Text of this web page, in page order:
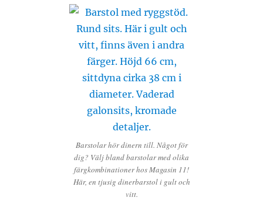
Barstolar hör dinern till. Något för
dig? Välj bland barstolar med olika
färgkombinationer hos Magasin 11!
Här, en tjusig dinerbarstol i gult och
vitt.